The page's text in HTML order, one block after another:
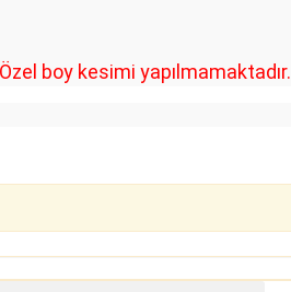
boy kesimi yapılmamaktadır.